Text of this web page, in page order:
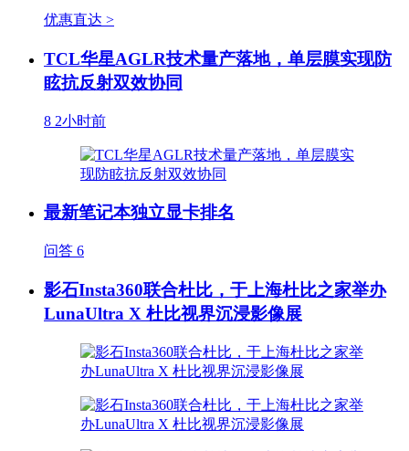
优惠直达 >
TCL华星AGLR技术量产落地，单层膜实现防
眩抗反射双效协同
8 2小时前
最新笔记本独立显卡排名
问答 6
影石Insta360联合杜比，于上海杜比之家举办
LunaUltra X 杜比视界沉浸影像展